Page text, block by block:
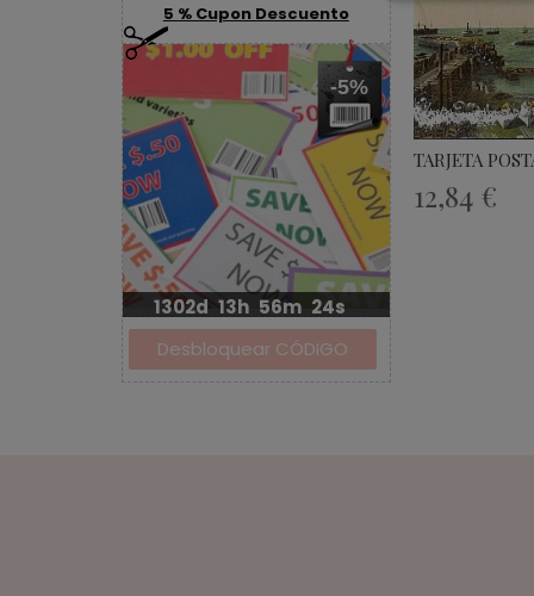
5 % Cupon Descuento
-5%
1302d 13h 56m 24s
TARJETA
12,84 €